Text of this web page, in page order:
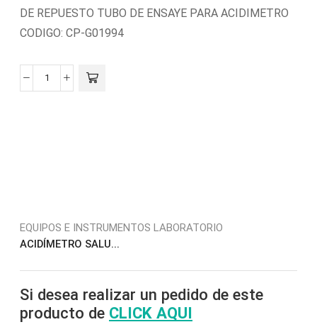
DE REPUESTO TUBO DE ENSAYE PARA ACIDIMETRO
CODIGO: CP-G01994
EQUIPOS E INSTRUMENTOS LABORATORIO
ACIDÍMETRO SALU...
Si desea realizar un pedido de este
producto de CLICK AQUI